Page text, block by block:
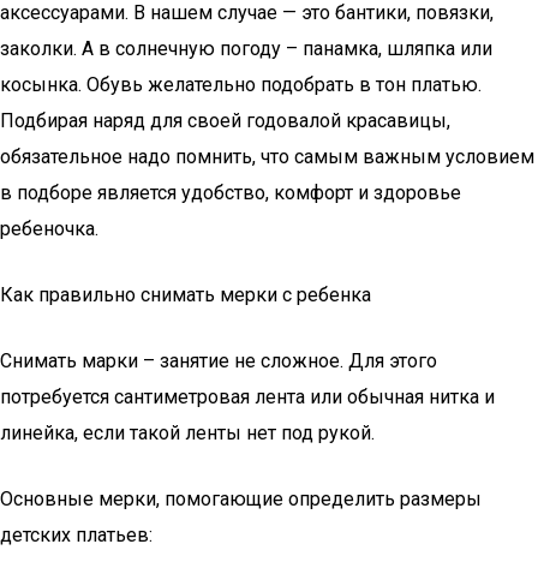
аксессуарами. В нашем случае — это бантики, повязки,
заколки. А в солнечную погоду – панамка, шляпка или
косынка. Обувь желательно подобрать в тон платью.
Подбирая наряд для своей годовалой красавицы,
обязательное надо помнить, что самым важным условием
в подборе является удобство, комфорт и здоровье
ребеночка.
Как правильно снимать мерки с ребенка
Снимать марки – занятие не сложное. Для этого
потребуется сантиметровая лента или обычная нитка и
линейка, если такой ленты нет под рукой.
Основные мерки, помогающие определить размеры
детских платьев: